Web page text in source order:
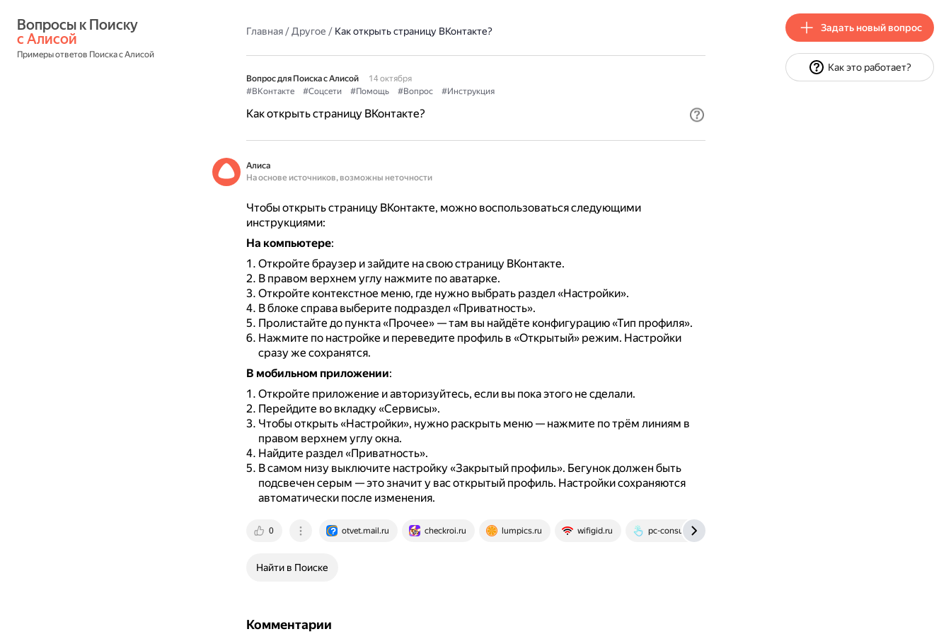
с Алисой
Примеры ответов Поиска с Алисой
Главная/Другое / Как открыть страницу ВКонтакте?
Вопрос для Поиска с Алисой
14 октября
#ВКонтакте
#Соцсети #Помощь #Вопрос #Инструкция
Как открыть страницу ВКонтакте?
Алиса
На основе источников, возможны неточности
Чтобы открыть страницу ВКонтакте, можно воспользоваться следующими
инструкциями:
На компьютере:
Откройте браузер и зайдите на свою страницу ВКонтакте.
В правом верхнем углу нажмите по аватарке.
Откройте контекстное меню, где нужно выбрать раздел «Настройки».
В блоке справа выберите подраздел «Приватность».
Пролистайте до пункта «Прочее» — там вы найдёте конфигурацию «Тип профиля».
Нажмите по настройке и переведите профиль в «Открытый» режим. Настройки
сразу же сохранятся.
В мобильном приложении:
Откройте приложение и авторизуйтесь, если вы пока этого не сделали.
Перейдите во вкладку «Сервисы».
Чтобы открыть «Настройки», нужно раскрыть меню — нажмите по трём линиям в
правом верхнем углу окна.
Найдите раздел «Приватность».
В самом низу выключите настройку «Закрытый профиль». Бегунок должен быть
подсвечен серым — это значит у вас открытый профиль. Настройки сохраняются
автоматически после изменения.
0 otvet.mail.ru checkroi.ru lumpics.ru wifigid.ru pc-consultant.ru
Найти в Поиске
Комментарии
Задать новый вопрос
Как это работает?